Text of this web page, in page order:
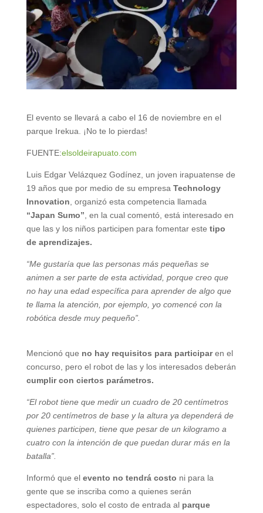
El evento se llevará a cabo el 16 de noviembre en el
parque Irekua. ¡No te lo pierdas!
FUENTE:elsoldeirapuato.com
Luis Edgar Velázquez Godínez, un joven irapuatense de
19 años que por medio de su empresa Technology
Innovation, organizó esta competencia llamada
“Japan Sumo”, en la cual comentó, está interesado en
que las y los niños participen para fomentar este tipo
de aprendizajes.
“Me gustaría que las personas más pequeñas se
animen a ser parte de esta actividad, porque creo que
no hay una edad específica para aprender de algo que
te llama la atención, por ejemplo, yo comencé con la
robótica desde muy pequeño”.
Mencionó que no hay requisitos para participaren el
concurso, pero el robot de las y los interesados deberán
cumplir con ciertos parámetros.
“El robot tiene que medir un cuadro de 20 centímetros
por 20 centímetros de base y la altura ya dependerá de
quienes participen, tiene que pesar de un kilogramo a
cuatro con la intención de que puedan durar más en la
batalla”.
Informó que el evento no tendrá costo ni para la
gente que se inscriba como a quienes serán
espectadores, solo el costo de entrada al parque